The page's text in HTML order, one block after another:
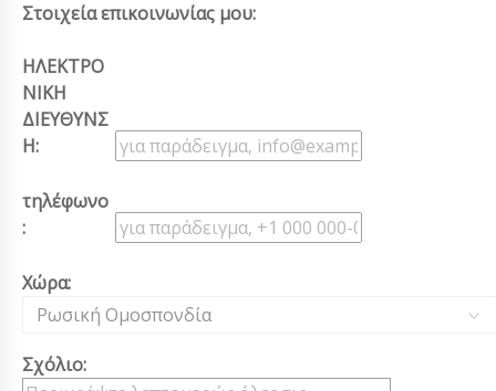
Στοιχεία επικοινωνίας μου:
ΗΛΕΚΤΡΟ
ΝΙΚΗ
ΔΙΕΥΘΥΝΣ
Η:
τηλέφωνο
:
Χώρα:
Ρωσική Ομοσπονδία
Σχόλιο: